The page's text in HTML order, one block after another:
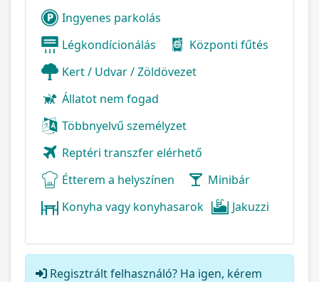
Ingyenes parkolás
Légkondícionálás
Központi fűtés
Kert / Udvar / Zöldövezet
Állatot nem fogad
Többnyelvű személyzet
Reptéri transzfer elérhető
Étterem a helyszínen
Minibár
Konyha vagy konyhasarok
Jakuzzi
Regisztrált felhasználó? Ha igen, kérem